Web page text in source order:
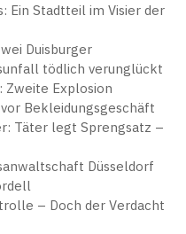
Ein Stadtteil im Visier der
Duisburger
tödlich verunglückt
Explosion
Bekleidungsgeschäft
Täter legt Sprengsatz –
Düsseldorf
– Doch der Verdacht